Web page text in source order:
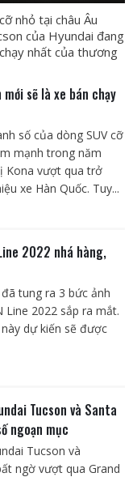
nhỏ tại châu Âu
của Hyundai đang
nhất của thương
sẽ là xe bán chạy
số của dòng SUV cỡ
mạnh trong năm
Kona vượt qua trở
xe Hàn Quốc. Tuy...
2022 nhá hàng,
tung ra 3 bức ảnh
Line 2022 sắp ra mắt.
dự kiến sẽ được
Tucson và Santa
ngoạn mục
Tucson và
ngờ vượt qua Grand